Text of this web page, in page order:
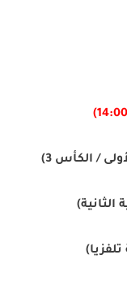
/ الكأس 3)
الثانية)